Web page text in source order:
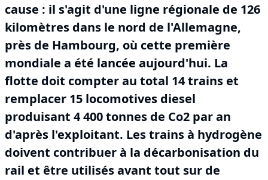
cause : il s'agit d'une ligne régionale de 126
kilomètres dans le nord de l'Allemagne,
près de Hambourg, où cette première
mondiale a été lancée aujourd'hui. La
flotte doit compter au total 14 trains et
remplacer 15 locomotives diesel
produisant 4 400 tonnes de Co2 par an
d'après l'exploitant. Les trains à hydrogène
doivent contribuer à la décarbonisation du
rail et être utilisés avant tout sur de